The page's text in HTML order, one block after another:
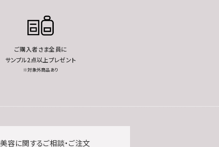
ご購入者さま全員に
サンプル2点以上プレゼント
※対象外商品あり
容に関するご相談・ご注文